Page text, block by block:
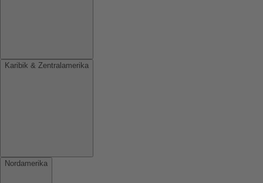
Karibik & Zentralamerika
Nordamerika